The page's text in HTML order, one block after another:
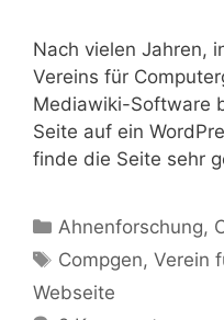
Nach vielen Jahren,
Vereins für
Mediawiki-Software
Seite auf ein
finde die Seite sehr
Kategorien
Ahnenforschung,
Schlagwörter
Compgen,Verein
Webseite